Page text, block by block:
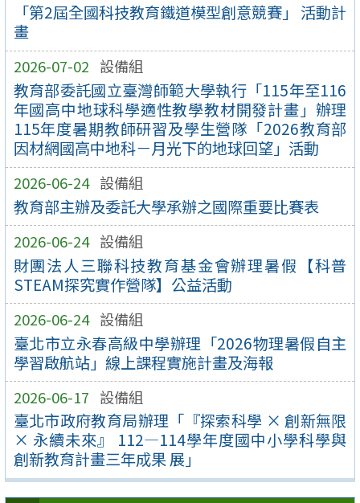
「第2屆全國科技教育鐵道模型創意競賽」 活動計
畫
2026-07-02 設備組
教育部委託國立臺灣師範大學執行「115年至116
年國高中地球科學適性教學教材開發計畫」辦理
115年度暑期教師研習及學生營隊「2026教育部
因材網國高中地科－月光下的地球回望」活動
2026-06-24 設備組
教育部主辦及委託大學承辦之國際重要比賽表
2026-06-24 設備組
財團法人三聯科技教育基金會辦理暑假【科普
STEAM探究實作營隊】公益活動
2026-06-24 設備組
臺北市立永春高級中學辦理「2026物理暑假自主
學習啟航站」線上課程實施計畫及海報
2026-06-17 設備組
臺北市政府教育局辦理「『探索科學 × 創新無限
× 永續未來』 112—114學年度國中小學科學與
創新教育計畫三年成果 展」